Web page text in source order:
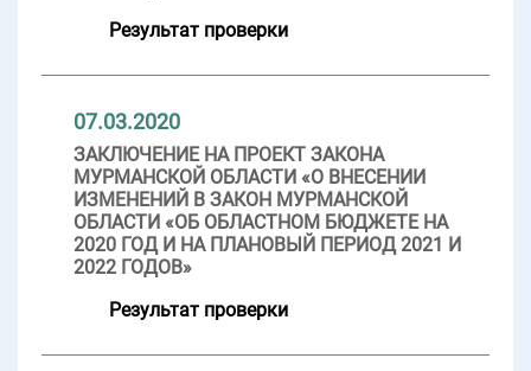
Результат проверки
07.03.2020
ЗАКЛЮЧЕНИЕ НА ПРОЕКТ ЗАКОНА
МУРМАНСКОЙ ОБЛАСТИ «О ВНЕСЕНИИ
ИЗМЕНЕНИЙ В ЗАКОН МУРМАНСКОЙ
ОБЛАСТИ «ОБ ОБЛАСТНОМ БЮДЖЕТЕ НА
2020 ГОД И НА ПЛАНОВЫЙ ПЕРИОД 2021 И
2022 ГОДОВ»
Результат проверки